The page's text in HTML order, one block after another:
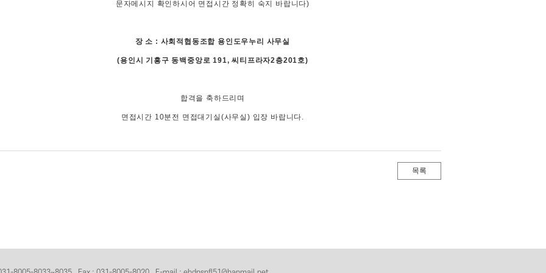
문자메시지 확인하시어 면접시간 정확히 숙지 바랍니다)
장 소 : 사회적협동조합 용인도우누리 사무실
(용인시 기흥구 동백중앙로 191, 씨티프라자2층201호)
합격을 축하드리며
면접시간 10분전 면접대기실(사무실) 입장 바랍니다.
목록